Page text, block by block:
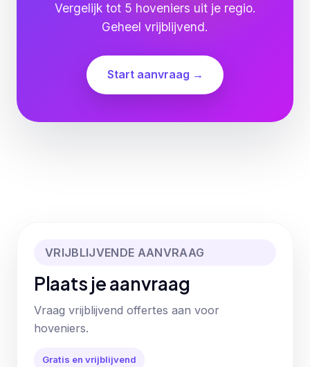
Vergelijk tot 5 hoveniers uit je regio.
Geheel vrijblijvend.
Start aanvraag →
VRIJBLIJVENDE AANVRAAG
Plaats je aanvraag
Vraag vrijblijvend offertes aan voor
hoveniers.
Gratis en vrijblijvend